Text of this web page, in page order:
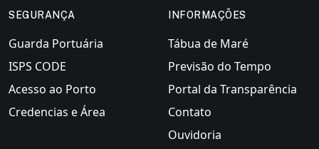
SEGURANÇA
Guarda Portuária
ISPS CODE
Acesso ao Porto
Credencias e Área
INFORMAÇÕES
Tábua de Maré
Previsão do Tempo
Portal da Transparência
Contato
Ouvidoria